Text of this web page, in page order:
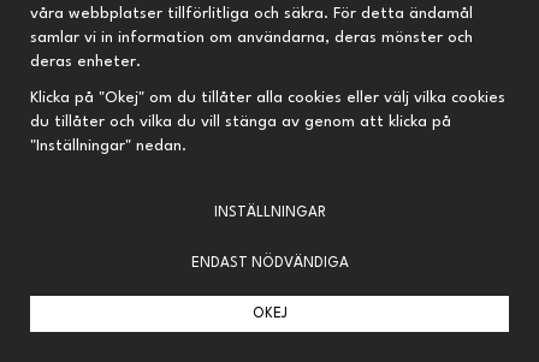
Om oss
Nyheter
Nyhetsbrev
Om cookies
Prenumeration
Fri frakt vid köp över 695 kr
Kvalitetsprodukter till kanonpris
våra webbplatser tillförlitliga och säkra. För detta ändamål
samlar vi in information om användarna, deras mönster och
deras enheter.
Klicka på "Okej" om du tillåter alla cookies eller välj vilka cookies
du tillåter och vilka du vill stänga av genom att klicka på
"Inställningar" nedan.
INSTÄLLNINGAR
ENDAST NÖDVÄNDIGA
OKEJ